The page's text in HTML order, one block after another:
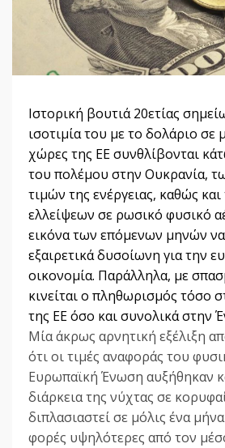
Ιστορική βουτιά 20ετίας
ισοτιμία του με το δολάριο σε
χώρες της ΕΕ συνθλίβονται
του πολέμου στην Ουκρανία,
τιμών της ενέργειας, καθώς
ελλείψεων σε ρωσικό φυσικό
εικόνα των επόμενων μηνών να
εξαιρετικά δυσοίωνη για την
οικονομία. Παράλληλα, με
κινείται ο πληθωρισμός τόσο
της ΕΕ όσο και συνολικά στην
Μία άκρως αρνητική εξέλιξη
ότι οι τιμές αναφοράς του
Ευρωπαϊκή Ένωση αυξήθηκαν
διάρκεια της νύχτας σε
διπλασιαστεί σε μόλις ένα μήνα
φορές υψηλότερες από τον